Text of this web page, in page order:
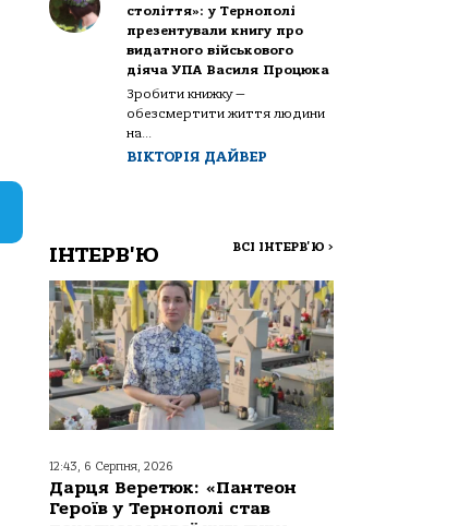
століття»: у Тернополі
презентували книгу про
видатного військового
діяча УПА Василя Процюка
Зробити книжку —
обезсмертити життя людини
на...
ВІКТОРІЯ ДАЙВЕР
ІНТЕРВ'Ю ВСІ ІНТЕРВ'Ю >
12:43, 6 Серпня, 2026
Дарця Веретюк: «Пантеон
Героїв у Тернополі став